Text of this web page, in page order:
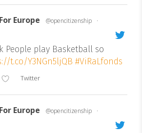
Europe @opencitizenship
·
People play Basketball so
t.co/Y3NGn5ljQB #ViRaLfonds
Twitter
Europe @opencitizenship
·